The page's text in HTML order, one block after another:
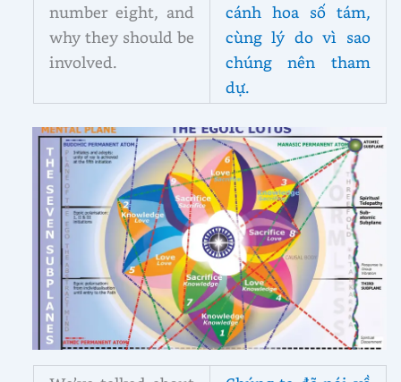
number eight, and
why they should be
involved.
cánh hoa số tám,
cùng lý do vì sao
chúng nên tham
dự.